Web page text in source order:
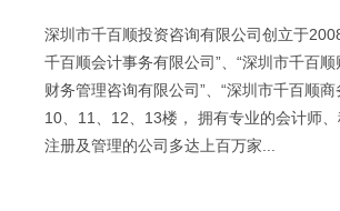
深圳市千百顺投资咨询有限公司创立于
千百顺会计事务有限公司”、“深圳市千百
财务管理咨询有限公司”、“深圳市千百顺
10、11、12、13楼， 拥有专业的会计师
注册及管理的公司多达上百万家...